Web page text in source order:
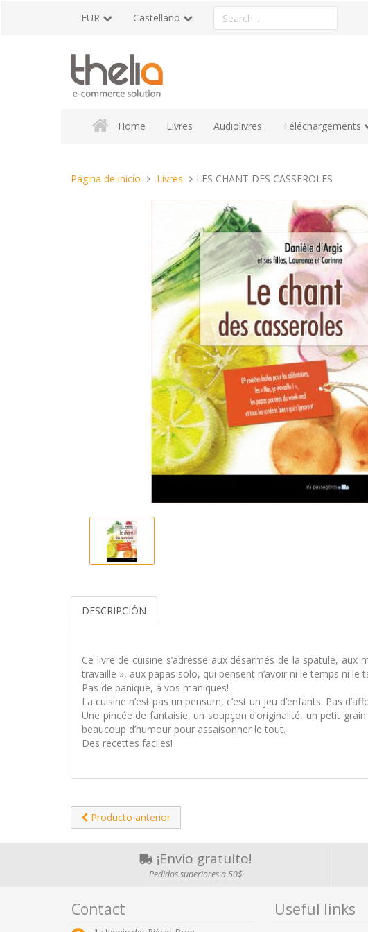
EUR Castellano
Search
a
Home Livres Audiolivres Téléchargements
Estas
Página de inicio Livres LES CHANT DES CASSEROLES
DESCRIPCIÓN
Ce livre de cuisine s’adresse aux désarmés de la spatule,
travaille », aux papas solo, qui pensent n’avoir ni le temps ni
Pas de panique, à vos maniques!
La cuisine n’est pas un pensum, c’est un jeu d’enfants. Pas
Une pincée de fantaisie, un soupçon d’originalité, un petit
beaucoup d’humour pour assaisonner le tout.
Des recettes faciles!
Producto anterior
¡Envío gratuito!
Pedidos superiores a 50$
Contact Useful links